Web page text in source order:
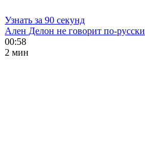
Узнать за 90 секунд
Ален Делон не говорит по-русски
00:58
2 мин